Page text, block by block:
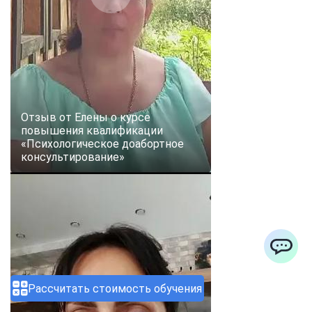
Рассчитать стоимость обучения
Отзыв от Елены о курсе
повышения квалификации
«Психологическое доабортное
консультирование»
ChatApp